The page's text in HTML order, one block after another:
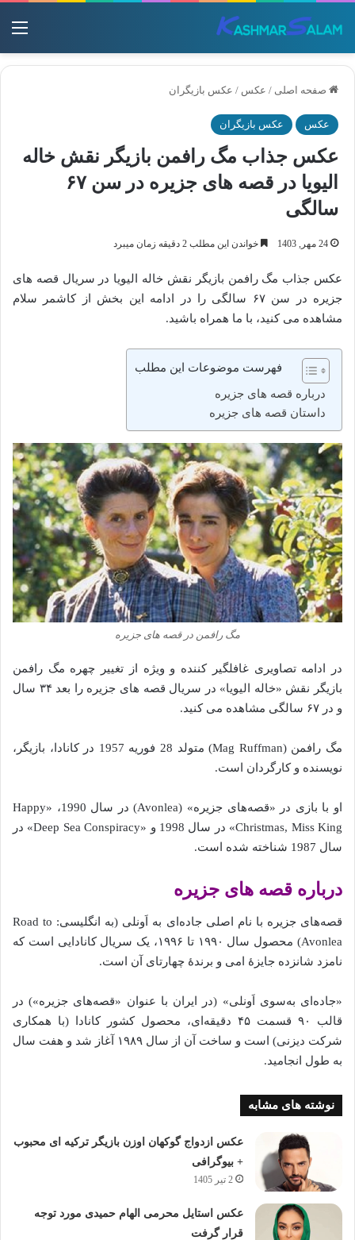
صفحه اصلی / عکس / عکس بازیگران
عکس عکس بازیگران
عکس جذاب مگ رافمن بازیگر نقش خاله
الیویا در قصه های جزیره در سن ۶۷
سالگی
24 مهر, 1403 خواندن این مطلب 2 دقیقه زمان میبرد
عکس جذاب مگ رافمن بازیگر نقش خاله الیویا در سریال قصه های
جزیره در سن ۶۷ سالگی را در ادامه این بخش از کاشمر سلام
مشاهده می کنید، با ما همراه باشید.
فهرست موضوعات این مطلب
درباره قصه های جزیره
داستان قصه های جزیره
مگ رافمن در قصه های جزیره
در ادامه تصاویری غافلگیر کننده و ویژه از تغییر چهره مگ رافمن
بازیگر نقش «خاله الیویا» در سریال قصه‌ های جزیره را بعد ۳۴ سال
و در ۶۷ سالگی مشاهده می‌ کنید.
مگ رافمن (Mag Ruffman) متولد 28 فوریه 1957 در کانادا، بازیگر،
نویسنده و کارگردان است.
او با بازی در «قصه‌های جزیره» (Avonlea) در سال 1990، «Happy
Christmas, Miss King» در سال 1998 و «Deep Sea Conspiracy» در
سال 1987 شناخته شده است.
درباره قصه های جزیره
قصه‌های جزیره با نام اصلی جاده‌ای به اَونلی (به انگلیسی: Road to
Avonlea) محصول سال ۱۹۹۰ تا ۱۹۹۶، یک سریال کانادایی است که
نامزد شانزده جایزهٔ امی و برندهٔ چهارتای آن است.
«جاده‌ای به‌سوی اَونلی» (در ایران با عنوان «قصه‌های جزیره») در
قالب ۹۰ قسمت ۴۵ دقیقه‌ای، محصول کشور کانادا (با همکاری
شرکت دیزنی) است و ساخت آن از سال ۱۹۸۹ آغاز شد و هفت سال
به طول انجامید.
نوشته های مشابه
عکس ازدواج گوکهان اوزن بازیگر ترکیه ای محبوب
+ بیوگرافی
2 تیر 1405
عکس استایل محرمی الهام حمیدی مورد توجه
قرار گرفت